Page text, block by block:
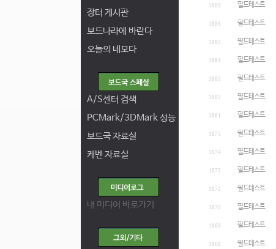
장터 게시판
보드나라에 바란다
오늘의 네모다
A/S센터 검색
PCMark/3DMark 성능
보드국 자료실
케벤 자료실
내 미디어 바로가기
1889 필드테스트
1886 필드테스트
1885 필드테스트
1884 필드테스트
1883 필드테스트
1882 필드테스트
1881 필드테스트
1875 필드테스트
1874 필드테스트
1873 필드테스트
1872 필드테스트
1870 필드테스트
1869 필드테스트
1868 필드테스트